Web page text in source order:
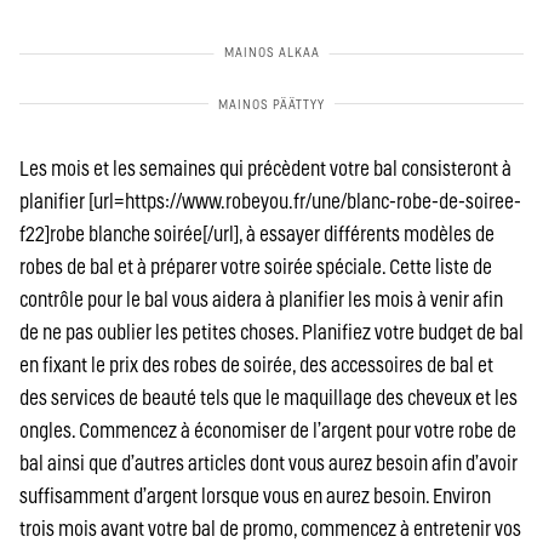
Les mois et les semaines qui précèdent votre bal consisteront à
planifier [url=https://www.robeyou.fr/une/blanc-robe-de-soiree-
f22]robe blanche soirée[/url], à essayer différents modèles de
robes de bal et à préparer votre soirée spéciale. Cette liste de
contrôle pour le bal vous aidera à planifier les mois à venir afin
de ne pas oublier les petites choses. Planifiez votre budget de bal
en fixant le prix des robes de soirée, des accessoires de bal et
des services de beauté tels que le maquillage des cheveux et les
ongles. Commencez à économiser de l’argent pour votre robe de
bal ainsi que d’autres articles dont vous aurez besoin afin d’avoir
suffisamment d’argent lorsque vous en aurez besoin. Environ
trois mois avant votre bal de promo, commencez à entretenir vos